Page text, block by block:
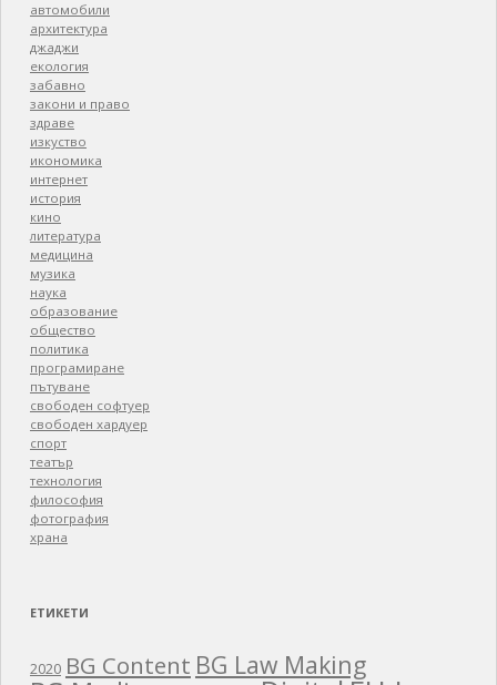
автомобили
архитектура
джаджи
екология
забавно
закони и право
здраве
изкуство
икономика
интернет
история
кино
литература
медицина
музика
наука
образование
общество
политика
програмиране
пътуване
свободен софтуер
свободен хардуер
спорт
театър
технология
философия
фотография
храна
ЕТИКЕТИ
2020 BG Content BG Law Making